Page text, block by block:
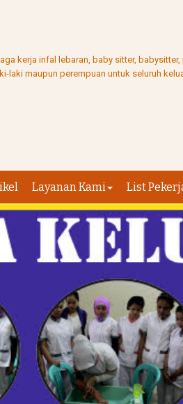
kerja infal lebaran, baby sitter,
maupun perempuan untuk seluruh
Layanan Kami List